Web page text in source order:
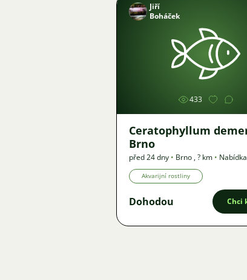
Obrázek
Jiří
Boháček
433
Ceratophyllum
Brno
před 24 dny • Brno ,? km • Nabídka
Akvarijní rostliny
Dohodou Chci